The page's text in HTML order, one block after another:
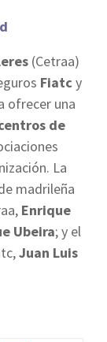
(Cetraa)
Fiatc y
ofrecer una
de
La
madrileña
Enrique
Ubeira; y el
Juan Luis